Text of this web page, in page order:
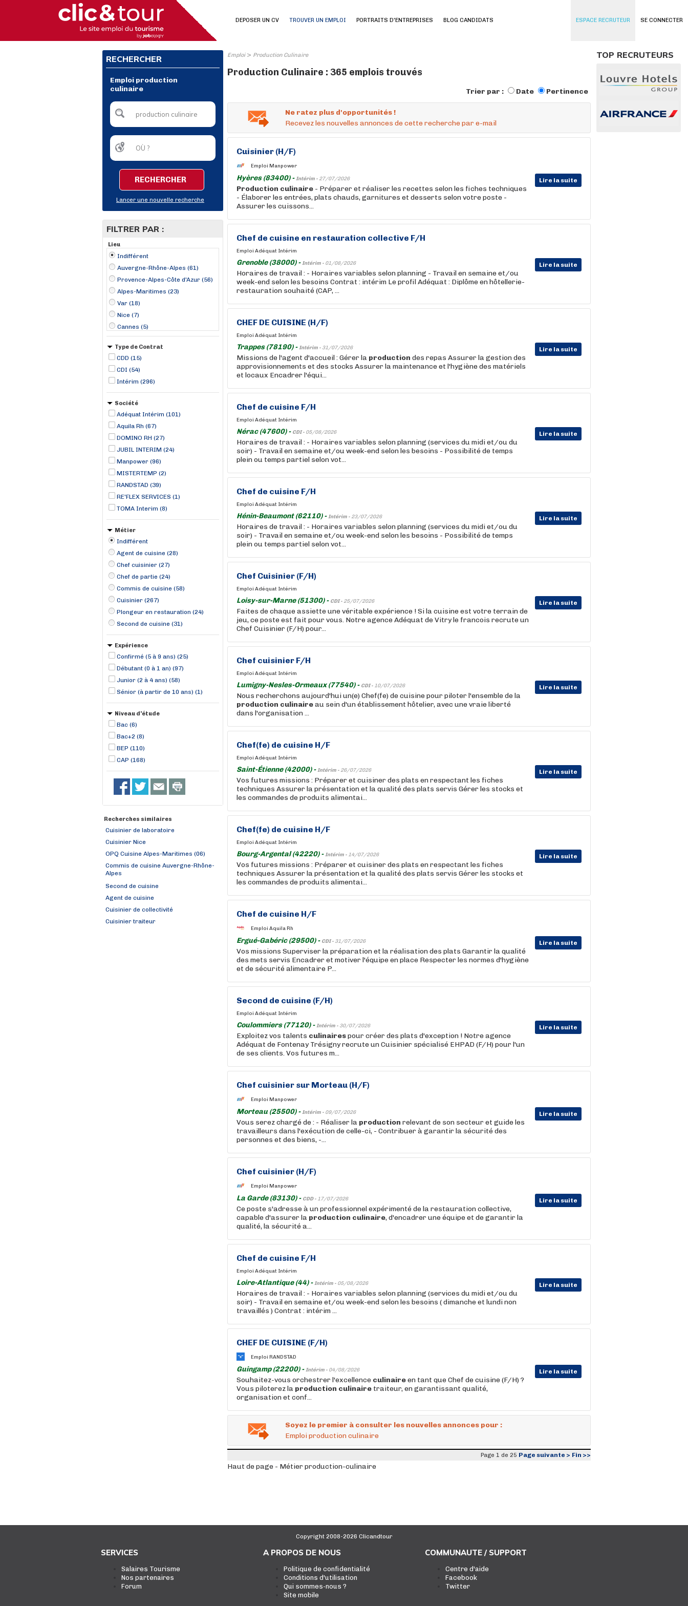
SE CONNECTER
DEPOSER UN CV TROUVER UN EMPLOI PORTRAITS D'ENTREPRISES BLOG CANDIDATS ESPACE RECRUTEUR
RECHERCHER
Emploi production
culinaire
RECHERCHER
Lancer une nouvelle recherche
FILTRER PAR :
Lieu
Indifférent
Auvergne-Rhône-Alpes (61)
Provence-Alpes-Côte d'Azur (56)
Alpes-Maritimes (23)
Var (18)
Nice (7)
Cannes (5)
Poitiers (5)
Saint-Aignan (5)
Évry (5)
Cholet (4)
Hyères (4)
Type de Contrat
CDD (15)
CDI (54)
Intérim (296)
Société
Adéquat Intérim (101)
Aquila Rh (67)
DOMINO RH (27)
JUBIL INTERIM (24)
Manpower (96)
MISTERTEMP (2)
RANDSTAD (39)
RE'FLEX SERVICES (1)
TOMA Interim (8)
Métier
Indifférent
Agent de cuisine (28)
Chef cuisinier (27)
Chef de partie (24)
Commis de cuisine (58)
Cuisinier (267)
Plongeur en restauration (24)
Second de cuisine (31)
Expérience
Confirmé (5 à 9 ans) (25)
Débutant (0 à 1 an) (97)
Junior (2 à 4 ans) (58)
Sénior (à partir de 10 ans) (1)
Niveau d'étude
Bac (6)
Bac+2 (8)
BEP (110)
CAP (168)
Recherches similaires
Cuisinier de laboratoire
Cuisinier Nice
OPQ Cuisine Alpes-Maritimes (06)
Commis de cuisine Auvergne-Rhône-
Alpes
Second de cuisine
Agent de cuisine
Cuisinier de collectivité
Cuisinier traiteur
Emploi> Production Culinaire
Production Culinaire : 365 emplois trouvés
Trier par : Date Pertinence
Ne ratez plus d'opportunités !
Recevez les nouvelles annonces de cette recherche par e-mail
Cuisinier (H/F)
Emploi Manpower
Hyères (83400) -Intérim - 27/07/2026 Lire la suite
Production culinaire - Préparer et réaliser les recettes selon les fiches techniques
- Élaborer les entrées, plats chauds, garnitures et desserts selon votre poste -
Assurer les cuissons...
Chef de cuisine en restauration collective F/H
Emploi Adéquat Intérim
Grenoble (38000) -Intérim - 01/08/2026 Lire la suite
Horaires de travail : - Horaires variables selon planning - Travail en semaine et/ou
week-end selon les besoins Contrat : intérim Le profil Adéquat : Diplôme en hôtellerie-
restauration souhaité (CAP, ...
CHEF DE CUISINE (H/F)
Emploi Adéquat Intérim
Trappes (78190) -Intérim - 31/07/2026 Lire la suite
Missions de l'agent d'accueil : Gérer la production des repas Assurer la gestion des
approvisionnements et des stocks Assurer la maintenance et l'hygiène des matériels
et locaux Encadrer l'équi...
Chef de cuisine F/H
Emploi Adéquat Intérim
Nérac (47600) - CDI - 05/08/2026 Lire la suite
Horaires de travail : - Horaires variables selon planning (services du midi et/ou du
soir) - Travail en semaine et/ou week-end selon les besoins - Possibilité de temps
plein ou temps partiel selon vot...
Chef de cuisine F/H
Emploi Adéquat Intérim
Hénin-Beaumont (62110) -Intérim - 23/07/2026 Lire la suite
Horaires de travail : - Horaires variables selon planning (services du midi et/ou du
soir) - Travail en semaine et/ou week-end selon les besoins - Possibilité de temps
plein ou temps partiel selon vot...
Chef Cuisinier (F/H)
Emploi Adéquat Intérim
Loisy-sur-Marne (51300) - CDI - 25/07/2026 Lire la suite
Faites de chaque assiette une véritable expérience ! Si la cuisine est votre terrain de
jeu, ce poste est fait pour vous. Notre agence Adéquat de Vitry le francois recrute un
Chef Cuisinier (F/H) pour...
Chef cuisinier F/H
Emploi Adéquat Intérim
Lumigny-Nesles-Ormeaux (77540) - CDI - 10/07/2026 Lire la suite
Nous recherchons aujourd'hui un(e) Chef(fe) de cuisine pour piloter l'ensemble de la
production culinaireau sein d'un établissement hôtelier, avec une vraie liberté
dans l'organisation ...
Chef(fe) de cuisine H/F
Emploi Adéquat Intérim
Saint-Étienne (42000) -Intérim - 26/07/2026 Lire la suite
Vos futures missions : Préparer et cuisiner des plats en respectant les fiches
techniques Assurer la présentation et la qualité des plats servis Gérer les stocks et
les commandes de produits alimentai...
Chef(fe) de cuisine H/F
Emploi Adéquat Intérim
Bourg-Argental (42220) -Intérim - 14/07/2026 Lire la suite
Vos futures missions : Préparer et cuisiner des plats en respectant les fiches
techniques Assurer la présentation et la qualité des plats servis Gérer les stocks et
les commandes de produits alimentai...
Chef de cuisine H/F
Emploi Aquila Rh
Ergué-Gabéric (29500) - CDI - 31/07/2026 Lire la suite
Vos missions Superviser la préparation et la réalisation des plats Garantir la qualité
des mets servis Encadrer et motiver l'équipe en place Respecter les normes d'hygiène
et de sécurité alimentaire P...
Second de cuisine (F/H)
Emploi Adéquat Intérim
Coulommiers (77120) -Intérim - 30/07/2026 Lire la suite
Exploitez vos talents culinairespour créer des plats d'exception ! Notre agence
Adéquat de Fontenay Trésigny recrute un Cuisinier spécialisé EHPAD (F/H) pour l'un
de ses clients. Vos futures m...
Chef cuisinier sur Morteau (H/F)
Emploi Manpower
Morteau (25500) -Intérim - 09/07/2026 Lire la suite
Vous serez chargé de : - Réaliser la production relevant de son secteur et guide les
travailleurs dans l'exécution de celle-ci, - Contribuer à garantir la sécurité des
personnes et des biens, -...
Chef cuisinier (H/F)
Emploi Manpower
La Garde (83130) - CDD - 17/07/2026 Lire la suite
Ce poste s'adresse à un professionnel expérimenté de la restauration collective,
capable d'assurer la production culinaire, d'encadrer une équipe et de garantir la
qualité, la sécurité a...
Chef de cuisine F/H
Emploi Adéquat Intérim
Loire-Atlantique (44) -Intérim - 05/08/2026 Lire la suite
Horaires de travail : - Horaires variables selon planning (services du midi et/ou du
soir) - Travail en semaine et/ou week-end selon les besoins ( dimanche et lundi non
travaillés ) Contrat : intérim ...
CHEF DE CUISINE (F/H)
Emploi RANDSTAD
Guingamp (22200) -Intérim - 04/08/2026 Lire la suite
Souhaitez-vous orchestrer l'excellence culinaireen tant que Chef de cuisine (F/H) ?
Vous piloterez la production culinaire traiteur, en garantissant qualité,
organisation et conf...
Soyez le premier à consulter les nouvelles annonces pour :
Emploi production culinaire
Page 1 de 25 Page suivante > Fin >>
Haut de page - Métier production-culinaire
TOP RECRUTEURS
Copyright 2008-2026 Clicandtour
SERVICES
Salaires Tourisme
Nos partenaires
Forum
A PROPOS DE NOUS
Politique de confidentialité
Conditions d'utilisation
Qui sommes-nous ?
Site mobile
COMMUNAUTE / SUPPORT
Centre d'aide
Facebook
Twitter